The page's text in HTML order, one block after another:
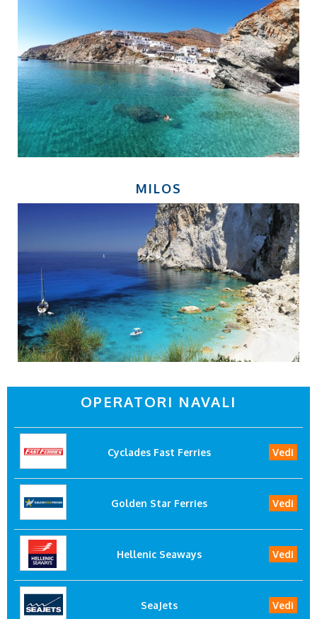
MILOS
OPERATORI NAVALI
Cyclades Fast Ferries Vedi
Golden Star Ferries Vedi
Hellenic Seaways Vedi
SeaJets Vedi